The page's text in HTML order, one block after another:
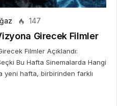
147
Girecek Filmler
Filmler Açıklandı:
Bu Hafta Sinemalarda Hangi
yeni hafta, birbirinden farklı